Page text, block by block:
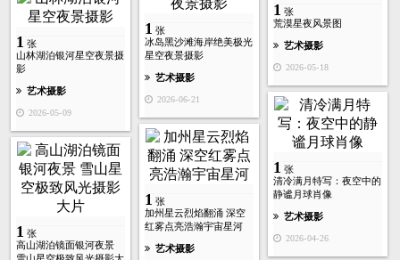
1 张
冰岛黑沙滩海岸绝美极光
星空夜景摄影
艺术摄影
2026-06-21
1 张
荒漠星夜风景图
艺术摄影
2026-05-18
1 张
山林湖泊银河星空夜景摄
影
艺术摄影
2026-05-09
1 张
清冷满月特写：夜空中的
静谧月球肖像
艺术摄影
2026-04-26
1 张
加州星云烈焰翻涌 深空
红雾点亮浩瀚宇宙星河
艺术摄影
1 张
高山湖泊镜面银河夜景